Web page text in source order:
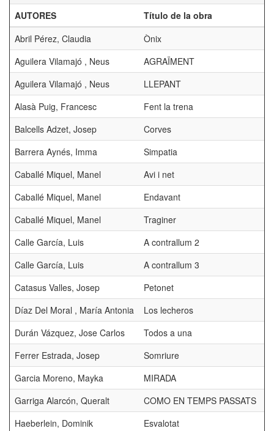
AUTORES Título de la obra
Abril Pérez, Claudia
Ònix
Aguilera Vilamajó , Neus
AGRAÏMENT
Aguilera Vilamajó , Neus
LLEPANT
Alasà Puig, Francesc
Fent la trena
Balcells Adzet, Josep
Corves
Barrera Aynés, Imma
Simpatia
Caballé Miquel, Manel
Avi i net
Caballé Miquel, Manel
Endavant
Caballé Miquel, Manel
Traginer
Calle García, Luis
A contrallum 2
Calle García, Luis
A contrallum 3
Catasus Valles, Josep
Petonet
Díaz Del Moral , María Antonia
Los lecheros
Durán Vázquez, Jose Carlos
Todos a una
Ferrer Estrada, Josep
Somriure
Garcia Moreno, Mayka
MIRADA
Garriga Alarcón, Queralt
COMO EN TEMPS PASSATS
Haeberlein, Dominik
Esvalotat